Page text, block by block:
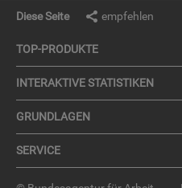
Diese Seite empfehlen
TOP-PRO­DUK­TE
IN­TER­AK­TI­VE STA­TIS­TI­KEN
GRUND­LA­GEN
SER­VICE